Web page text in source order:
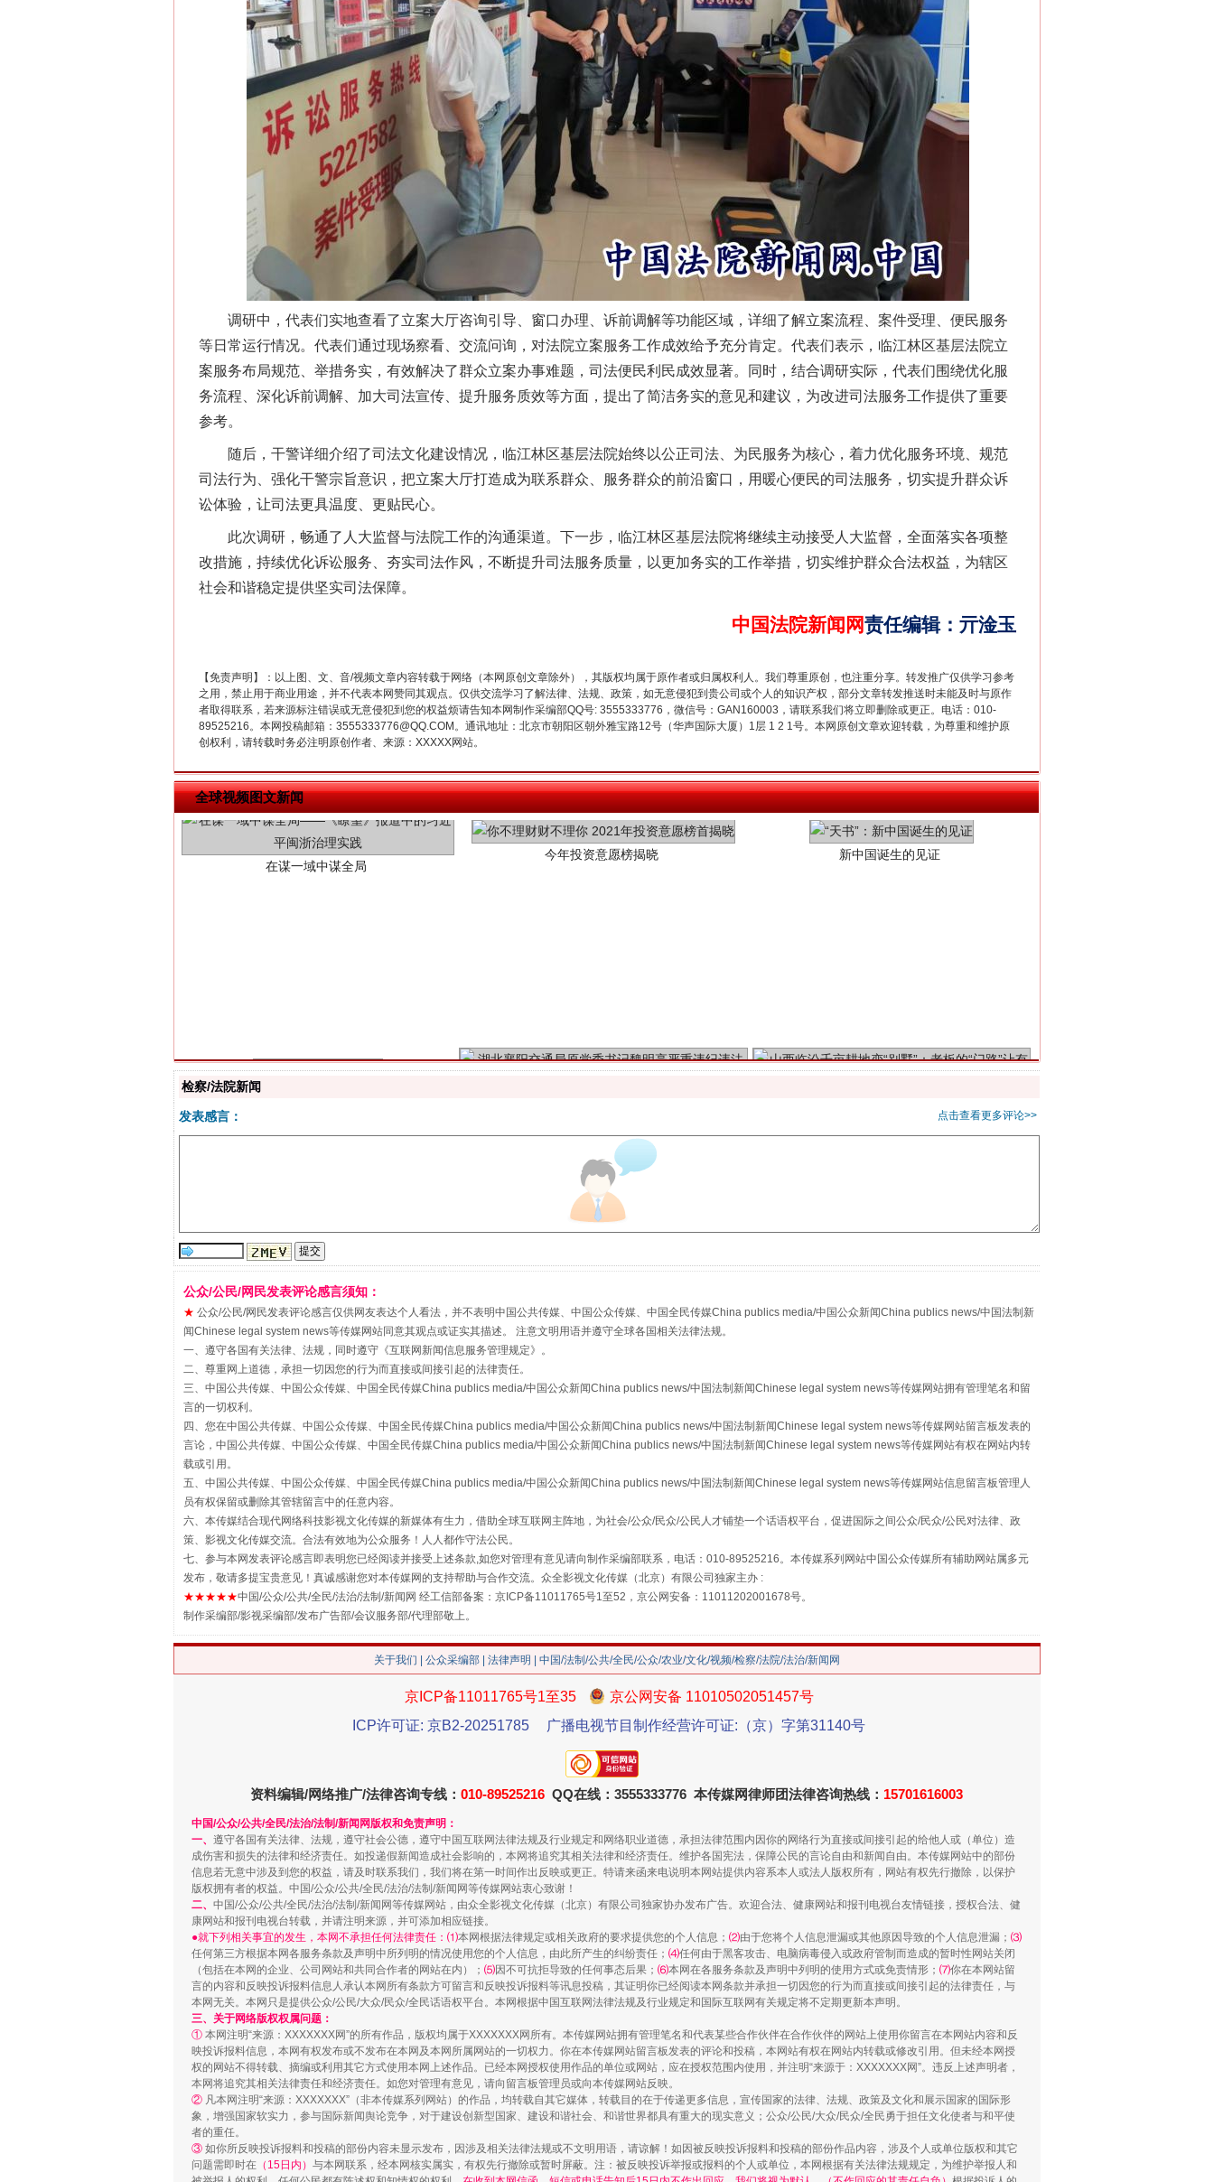
调研中，代表们实地查看了立案大厅咨询引导、窗口办理、诉前调解等功能区域，详细了解立案流程、案件受理、便民服务
等日常运行情况。代表们通过现场察看、交流问询，对法院立案服务工作成效给予充分肯定。代表们表示，临江林区基层法院立
案服务布局规范、举措务实，有效解决了群众立案办事难题，司法便民利民成效显著。同时，结合调研实际，代表们围绕优化服
务流程、深化诉前调解、加大司法宣传、提升服务质效等方面，提出了简洁务实的意见和建议，为改进司法服务工作提供了重要
参考。
随后，干警详细介绍了司法文化建设情况，临江林区基层法院始终以公正司法、为民服务为核心，着力优化服务环境、规范
司法行为、强化干警宗旨意识，把立案大厅打造成为联系群众、服务群众的前沿窗口，用暖心便民的司法服务，切实提升群众诉
讼体验，让司法更具温度、更贴民心。
此次调研，畅通了人大监督与法院工作的沟通渠道。下一步，临江林区基层法院将继续主动接受人大监督，全面落实各项整
改措施，持续优化诉讼服务、夯实司法作风，不断提升司法服务质量，以更加务实的工作举措，切实维护群众合法权益，为辖区
社会和谐稳定提供坚实司法保障。
中国法院新闻网责任编辑： 亓淦玉
【免责声明】：以上图、文、音/视频文章内容转载于网络（本网原创文章除外），其版权均属于原作者或归属权利人。我们尊重原创，也注重分享。转发推广仅供学习参考
之用，禁止用于商业用途，并不代表本网赞同其观点。仅供交流学习了解法律、法规、政策，如无意侵犯到贵公司或个人的知识产权，部分文章转发推送时未能及时与原作
者取得联系，若来源标注错误或无意侵犯到您的权益烦请告知本网制作采编部QQ号: 3555333776，微信号：GAN160003，请联系我们将立即删除或更正。电话：010-
89525216。本网投稿邮箱：3555333776@QQ.COM。通讯地址：北京市朝阳区朝外雅宝路12号（华声国际大厦）1层 1 2 1号。本网原创文章欢迎转载，为尊重和维护原
创权利，请转载时务必注明原创作者、来源：XXXXX网站。
全球视频图文新闻
网上购药对药下症？
“神药”背后的真相
这是一记警钟！
“刷贴”乱象丛生
生物安全法正式实施 别拿“量子”当幌子
解纷+调解+退费，一次搞定
重拳出击！专项整治午间酒驾
站台名比不上好声名
走近一线检察官
“谁都不怕”的他落马了
检察/法院新闻
点击查看更多评论>>
发表感言：
公众/公民/网民发表评论感言须知：
★ 公众/公民/网民发表评论感言仅供网友表达个人看法，并不表明中国公共传媒、中国公众传媒、中国全民传媒China publics media/中国公众新闻China publics news/中国法制新
闻Chinese legal system news等传媒网站同意其观点或证实其描述。 注意文明用语并遵守全球各国相关法律法规。
一、遵守各国有关法律、法规，同时遵守《互联网新闻信息服务管理规定》。
二、尊重网上道德，承担一切因您的行为而直接或间接引起的法律责任。
三、中国公共传媒、中国公众传媒、中国全民传媒China publics media/中国公众新闻China publics news/中国法制新闻Chinese legal system news等传媒网站拥有管理笔名和留
言的一切权利。
四、您在中国公共传媒、中国公众传媒、中国全民传媒China publics media/中国公众新闻China publics news/中国法制新闻Chinese legal system news等传媒网站留言板发表的
言论，中国公共传媒、中国公众传媒、中国全民传媒China publics media/中国公众新闻China publics news/中国法制新闻Chinese legal system news等传媒网站有权在网站内转
载或引用。
五、中国公共传媒、中国公众传媒、中国全民传媒China publics media/中国公众新闻China publics news/中国法制新闻Chinese legal system news等传媒网站信息留言板管理人
员有权保留或删除其管辖留言中的任意内容。
六、本传媒结合现代网络科技影视文化传媒的新媒体有生力，借助全球互联网主阵地，为社会/公众/民众/公民人才铺垫一个话语权平台，促进国际之间公众/民众/公民对法律、政
策、影视文化传媒交流。合法有效地为公众服务！人人都作守法公民。
七、参与本网发表评论感言即表明您已经阅读并接受上述条款,如您对管理有意见请向制作采编部联系，电话：010-89525216。本传媒系列网站中国公众传媒所有辅助网站属多元
发布，敬请多提宝贵意见！真诚感谢您对本传媒网的支持帮助与合作交流。众全影视文化传媒（北京）有限公司独家主办 :
★★★★★中国/公众/公共/全民/法治/法制/新闻网 经工信部备案：京ICP备11011765号1至52，京公网安备：11011202001678号。
制作采编部/影视采编部/发布广告部/会议服务部/代理部敬上。
关于我们 公众采编部 法律声明 | 中国/法制/公共/全民/公众/农业/文化/视频/检察/法院/法治/新闻网
京ICP备11011765号1至35
京公网安备 11010502051457号
ICP许可证: 京B2-20251785
广播电视节目制作经营许可证:（京）字第31140号
资料编辑/网络推广/法律咨询专线： 010-89525216 QQ在线：3555333776 本传媒网律师团法律咨询热线： 15701616003
中国/公众/公共/全民/法治/法制/新闻网版权和免责声明：
一、 遵守各国有关法律、法规，遵守社会公德，遵守中国互联网法律法规及行业规定和网络职业道德，承担法律范围内因你的网络行为直接或间接引起的给他人或（单位）造
成伤害和损失的法律和经济责任。如投递假新闻造成社会影响的，本网将追究其相关法律和经济责任。维护各国宪法，保障公民的言论自由和新闻自由。本传媒网站中的部份
信息若无意中涉及到您的权益，请及时联系我们，我们将在第一时间作出反映或更正。特请来函来电说明本网站提供内容系本人或法人版权所有，网站有权先行撤除，以保护
版权拥有者的权益。中国/公众/公共/全民/法治/法制/新闻网等传媒网站衷心致谢！
二、 中国/公众/公共/全民/法治/法制/新闻网等传媒网站，由众全影视文化传媒（北京）有限公司独家协办发布广告。欢迎合法、健康网站和报刊电视台友情链接，授权合法、健
康网站和报刊电视台转载，并请注明来源，并可添加相应链接。
●就下列相关事宜的发生，本网不承担任何法律责任：⑴本网根据法律规定或相关政府的要求提供您的个人信息； ⑵由于您将个人信息泄漏或其他原因导致的个人信息泄漏； ⑶
任何第三方根据本网各服务条款及声明中所列明的情况使用您的个人信息，由此所产生的纠纷责任； ⑷任何由于黑客攻击、电脑病毒侵入或政府管制而造成的暂时性网站关闭
（包括在本网的企业、公司网站和共同合作者的网站在内）； ⑸因不可抗拒导致的任何事态后果； ⑹本网在各服务条款及声明中列明的使用方式或免责情形； ⑺你在本网站留
言的内容和反映投诉报料信息人承认本网所有条款方可留言和反映投诉报料等讯息投稿，其证明你已经阅读本网条款并承担一切因您的行为而直接或间接引起的法律责任，与
本网无关。本网只是提供公众/公民/大众/民众/全民话语权平台。本网根据中国互联网法律法规及行业规定和国际互联网有关规定将不定期更新本声明。
三、关于网络版权权属问题：
① 本网注明“来源：XXXXXXX网”的所有作品，版权均属于XXXXXXX网所有。本传媒网站拥有管理笔名和代表某些合作伙伴在合作伙伴的网站上使用你留言在本网站内容和反
映投诉报料信息，本网有权发布或不发布在本网及本网所属网站的一切权力。你在本传媒网站留言板发表的评论和投稿，本网站有权在网站内转载或修改引用。但未经本网授
权的网站不得转载、摘编或利用其它方式使用本网上述作品。已经本网授权使用作品的单位或网站，应在授权范围内使用，并注明“来源于：XXXXXXX网”。违反上述声明者，
本网将追究其相关法律责任和经济责任。如您对管理有意见，请向留言板管理员或向本传媒网站反映。
② 凡本网注明“来源：XXXXXXX”（非本传媒系列网站）的作品，均转载自其它媒体，转载目的在于传递更多信息，宣传国家的法律、法规、政策及文化和展示国家的国际形
象，增强国家软实力，参与国际新闻舆论竞争，对于建设创新型国家、建设和谐社会、和谐世界都具有重大的现实意义；公众/公民/大众/民众/全民勇于担任文化使者与和平使
者的重任。
③ 如你所反映投诉报料和投稿的部份内容未显示发布，因涉及相关法律法规或不文明用语，请谅解！如因被反映投诉报料和投稿的部份作品内容，涉及个人或单位版权和其它
问题需即时在 （15日内） 与本网联系，经本网核实属实，有权先行撤除或暂时屏蔽。注：被反映投诉举报或报料的个人或单位，本网根据有关法律法规规定，为维护举报人和